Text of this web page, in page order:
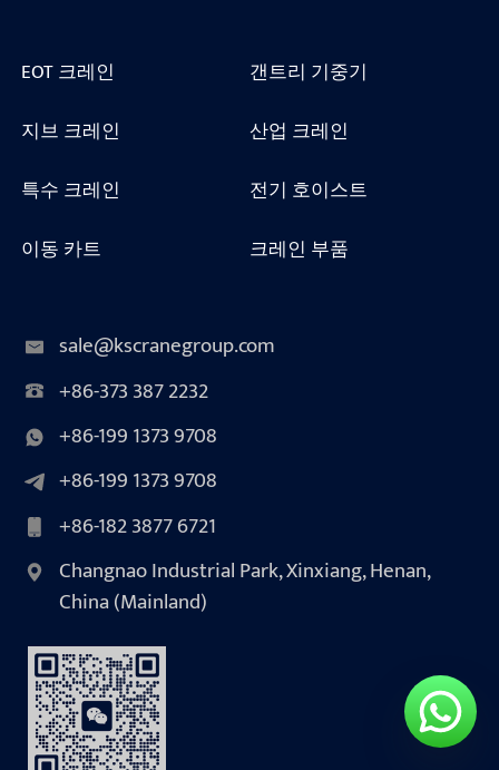
EOT 크레인
갠트리 기중기
지브 크레인
산업 크레인
특수 크레인
전기 호이스트
이동 카트
크레인 부품
sale@kscranegroup.com
+86-373 387 2232
+86-199 1373 9708
+86-199 1373 9708
+86-182 3877 6721
Changnao Industrial Park, Xinxiang, Henan,
China (Mainland)